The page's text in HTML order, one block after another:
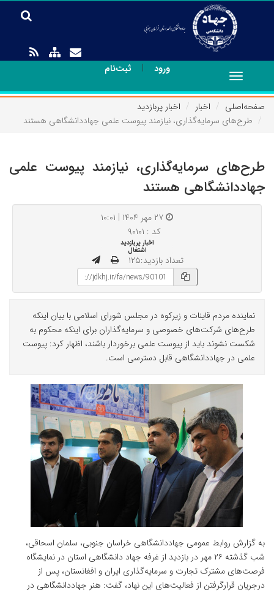
ورود | ثبت‌نام
Toggle
navigation
صفحه‌اصلی
اخبار
اخبار پربازدید
طرح‌های سرمایه‌گذاری، نیازمند پیوست علمی جهاددانشگاهی هستند
طرح‌های سرمایه‌گذاری، نیازمند پیوست علمی
جهاددانشگاهی هستند
کد : ۹۰۱۰۱
اخبار پربازدید
اشتغال
تعداد بازدید:۱۲۵
نماینده مردم قاینات و زیرکوه در مجلس شورای اسلامی با بیان اینکه
طرح‌های شرکت‌های خصوصی و سرمایه‌گذاران برای اینکه محکوم به
شکست نشوند باید از پیوست علمی برخوردار باشند، اظهار کرد: پیوست
علمی در جهاددانشگاهی قابل دسترسی است.
به گزارش روابط عمومی جهاددانشگاهی خراسان جنوبی، سلمان اسحاقی،
شب گذشته ۲۶ مهر در بازدید از غرفه جهاد دانشگاهی استان در نمایشگاه
فرصت‌های مشترک تجارت و سرمایه‌گذاری ایران و افغانستان، پس از
درجریان قرارگرفتن از فعالیت‌های این نهاد، گفت: هنر جهاددانشگاهی در